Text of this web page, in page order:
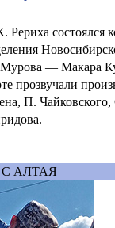
состоялся
— Макара
прозвучали
П.
АЛТАЯ